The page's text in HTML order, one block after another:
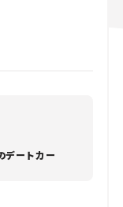
デートカー